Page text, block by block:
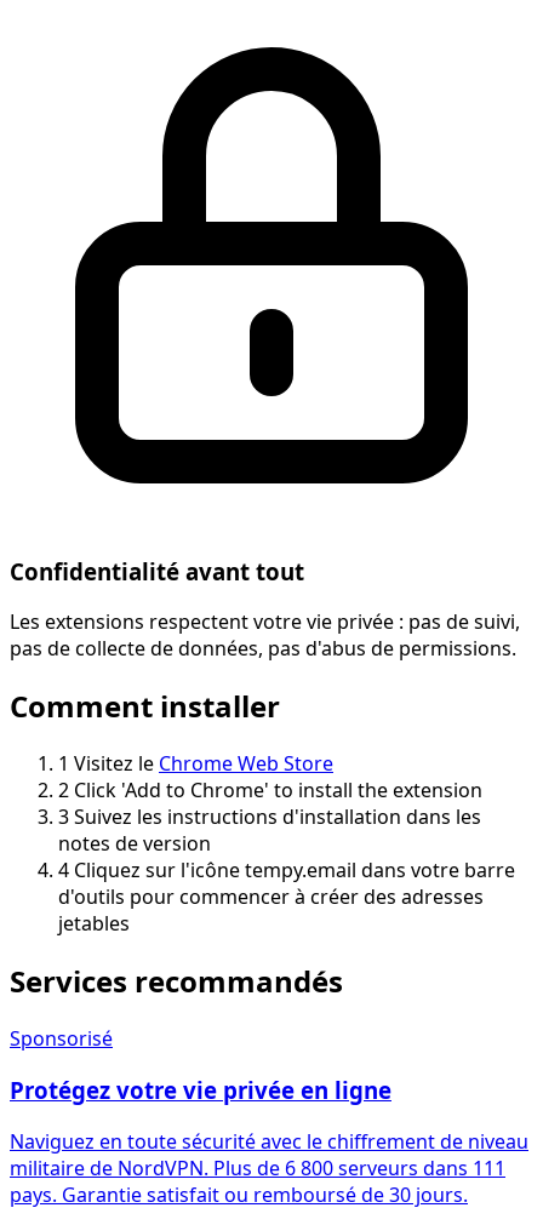
Confidentialité avant tout
Les extensions respectent votre vie privée : pas de suivi,
pas de collecte de données, pas d'abus de permissions.
Comment installer
1 Visitez le Chrome Web Store
2 Click 'Add to Chrome' to install the extension
3Suivez les instructions d'installation dans les
notes de version
4 Cliquez sur l'icône tempy.email dans votre barre
d'outils pour commencer à créer des adresses
jetables
Services recommandés
Sponsorisé
Protégez votre vie privée en ligne
Naviguez en toute sécurité avec le chiffrement de niveau
militaire de NordVPN. Plus de 6 800 serveurs dans 111
pays. Garantie satisfait ou remboursé de 30 jours.